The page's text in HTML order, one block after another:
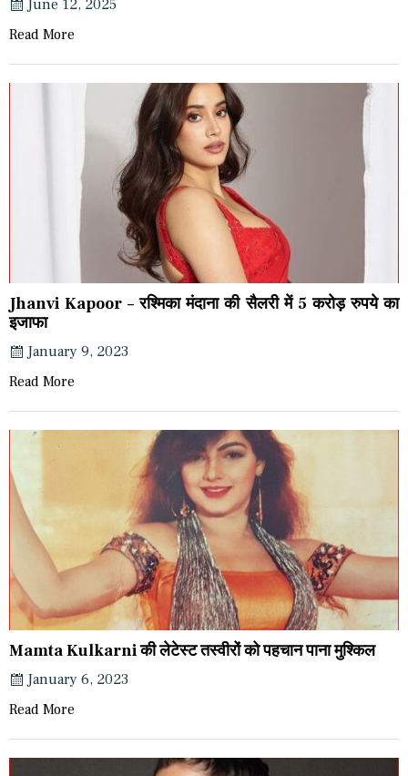
June 12, 2025
Read More
Jhanvi Kapoor – रश्मिका मंदाना की सैलरी में 5 करोड़ रुपये का
इजाफा
January 9, 2023
Read More
Mamta Kulkarni की लेटेस्ट तस्वीरों को पहचान पाना मुश्किल
January 6, 2023
Read More